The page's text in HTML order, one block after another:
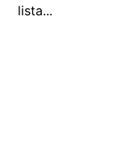
lista...